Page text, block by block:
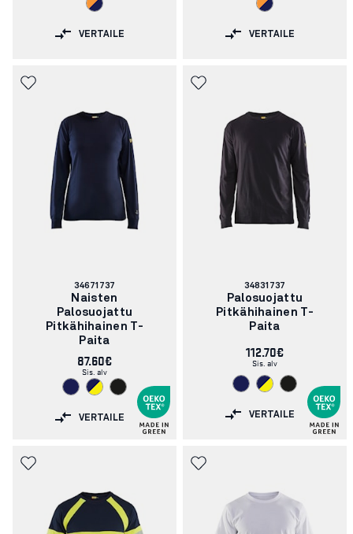
VERTAILE VERTAILE
Tuotenumero:
34671737
Naisten
Palosuojattu
Pitkähihainen T-
Paita
87.60€
Sis. alv
VERTAILE
Tuotenumero:
34831737
Palosuojattu
Pitkähihainen T-
Paita
112.70€
Sis. alv
VERTAILE